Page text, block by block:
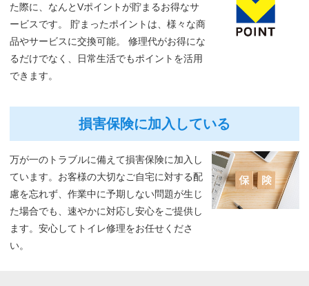
た際に、なんとVポイントが貯まるお得なサ
ービスです。 貯まったポイントは、様々な商
品やサービスに交換可能。 修理代がお得にな
るだけでなく、日常生活でもポイントを活用
できます。
損害保険に加入している
万が一のトラブルに備えて損害保険に加入し
ています。お客様の大切なご自宅に対する配
慮を忘れず、作業中に予期しない問題が生じ
た場合でも、速やかに対応し安心をご提供し
ます。安心してトイレ修理をお任せくださ
い。